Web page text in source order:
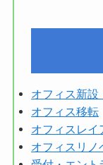
オフィス新設
オフィス移転
オフィスレイ
オフィスリノ